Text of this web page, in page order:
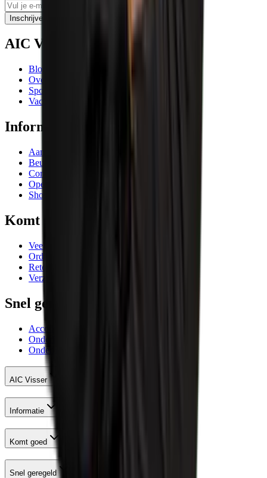
Inschrijven
AIC Visser
Blogs
Over ons
Sponsoring
Vacatures
Informatie
Aanbiedingen
Beurzen en evenementen
Contactgegevens
Openingstijden
Showrooms
Komt goed
Veelgestelde vragen
Orderafhandeling
Retourneren
Verzending
Snel geregeld
Account AIC Visser
Onderhoud meetinstrumenten
Onderhoud en reparatie machines
AIC Visser
Informatie
Komt goed
Snel geregeld